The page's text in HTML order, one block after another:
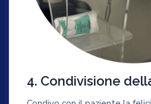
4. Condivisione